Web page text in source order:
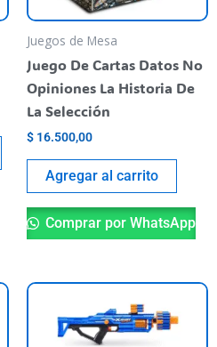
se
pueden
elegir
página
producto
Juegos de Mesa
Juego De Cartas Datos No
Opiniones La Historia De
La Selección
$ 16.500,00
Agregar al carrito
Comprar por WhatsApp